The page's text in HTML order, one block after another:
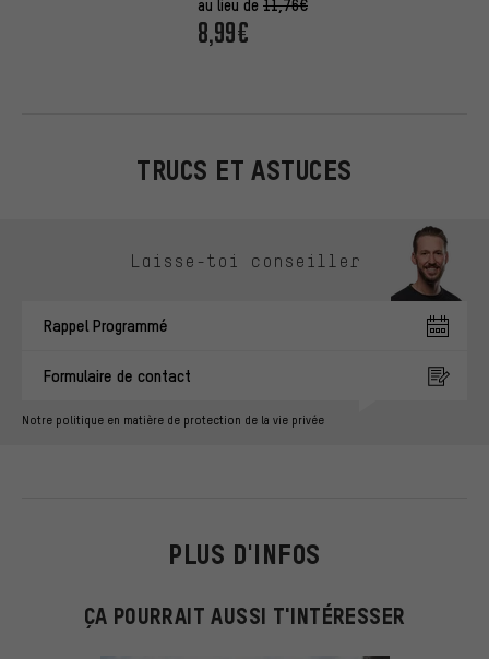
au lieu de 11,76€
8,99€
TRUCS ET ASTUCES
Laisse-toi conseiller
Rappel Programmé
Formulaire de contact
Notre politique en matière de protection de la vie privée
PLUS D'INFOS
ÇA POURRAIT AUSSI T'INTÉRESSER